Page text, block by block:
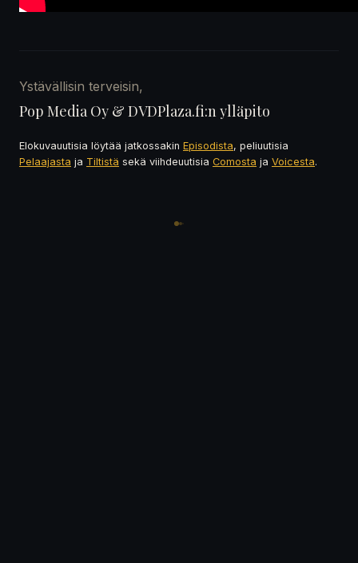
Ystävällisin terveisin,
Pop Media Oy & DVDPlaza.fi:n ylläpito
Elokuvauutisia löytää jatkossakin Episodista, peliuutisia
Pelaajasta ja Tiltistä sekä viihdeuutisia Comosta ja Voicesta.